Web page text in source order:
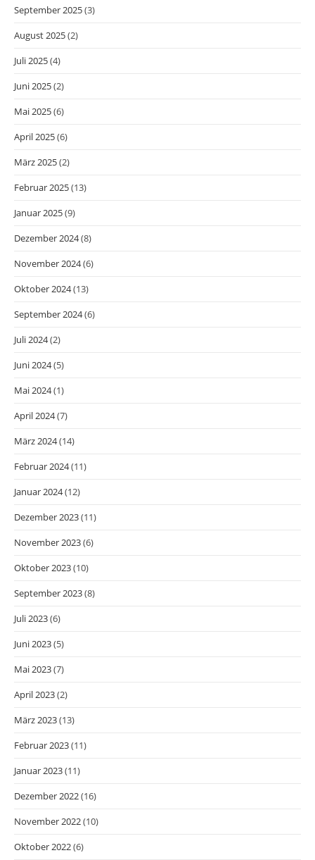
September 2025(3)
August 2025(2)
Juli 2025(4)
Juni 2025(2)
Mai 2025(6)
April 2025(6)
März 2025(2)
Februar 2025(13)
Januar 2025(9)
Dezember 2024(8)
November 2024(6)
Oktober 2024(13)
September 2024(6)
Juli 2024(2)
Juni 2024(5)
Mai 2024(1)
April 2024(7)
März 2024(14)
Februar 2024(11)
Januar 2024(12)
Dezember 2023(11)
November 2023(6)
Oktober 2023(10)
September 2023(8)
Juli 2023(6)
Juni 2023(5)
Mai 2023(7)
April 2023(2)
März 2023(13)
Februar 2023(11)
Januar 2023(11)
Dezember 2022(16)
November 2022(10)
Oktober 2022(6)